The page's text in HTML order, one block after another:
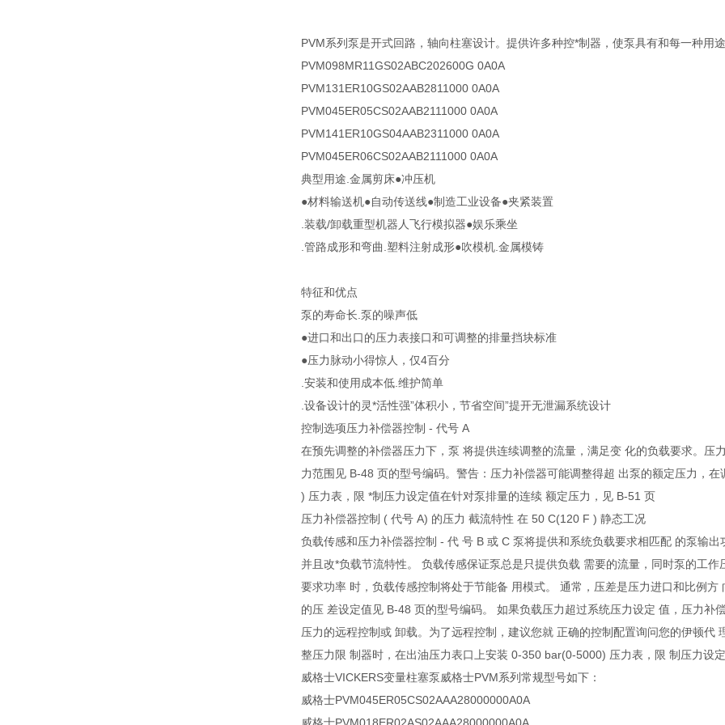
PVM系列泵是开式回路，轴向柱塞设计。提供许多种控*制器，使泵具有和每一种用途
PVM098MR11GS02ABC202600G 0A0A
PVM131ER10GS02AAB2811000 0A0A
PVM045ER05CS02AAB2111000 0A0A
PVM141ER10GS04AAB2311000 0A0A
PVM045ER06CS02AAB2111000 0A0A
典型用途.金属剪床●冲压机
●材料输送机●自动传送线●制造工业设备●夹紧装置
.装载/卸载重型机器人飞行模拟器●娱乐乘坐
.管路成形和弯曲.塑料注射成形●吹模机.金属模铸
特征和优点
泵的寿命长.泵的噪声低
●进口和出口的压力表接口和可调整的排量挡块标准
●压力脉动小得惊人，仅4百分
.安装和使用成本低.维护简单
.设备设计的灵*活性强”体积小，节省空间”提开无泄漏系统设计
控制选项压力补偿器控制 - 代号 A
在预先调整的补偿器压力下，泵 将提供连续调整的流量，满足变 化的负载要求。压
力范围见 B-48 页的型号编码。警告：压力补偿器可能调整得超 出泵的额定压力，
) 压力表，限 *制压力设定值在针对泵排量的连续 额定压力，见 B-51 页
压力补偿器控制 ( 代号 A) 的压力 截流特性 在 50 C(120 F ) 静态工况
负载传感和压力补偿器控制 - 代 号 B 或 C 泵将提供和系统负载要求相匹配 的泵输
并且改*负载节流特性。 负载传感保证泵总是只提供负载 需要的流量，同时泵的工
要求功率 时，负载传感控制将处于节能备 用模式。 通常，压差是压力进口和比例
的压 差设定值见 B-48 页的型号编码。 如果负载压力超过系统压力设定 值，压力补
压力的远程控制或 卸载。为了远程控制，建议您就 正确的控制配置询问您的伊顿代
整压力限 制器时，在出油压力表口上安装 0-350 bar(0-5000) 压力表，限 制压力设
威格士VICKERS变量柱塞泵威格士PVM系列常规型号如下：
威格士PVM045ER05CS02AAA28000000A0A
威格士PVM018ER02AS02AAA28000000A0A